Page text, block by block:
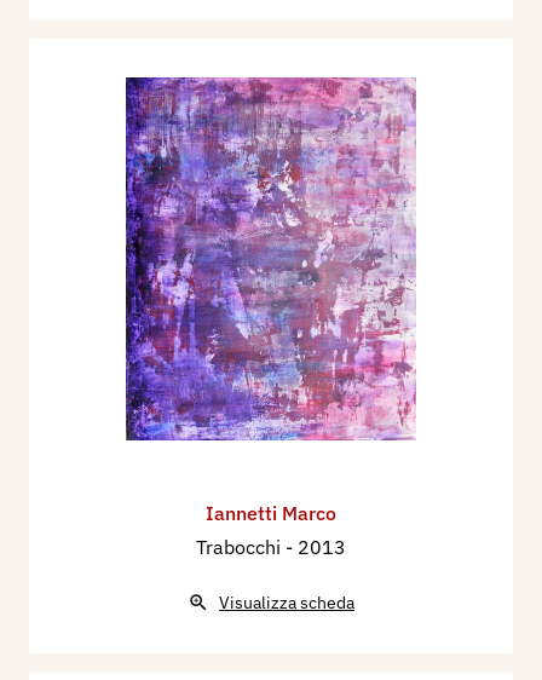
Iannetti Marco
Trabocchi - 2013
Visualizza scheda